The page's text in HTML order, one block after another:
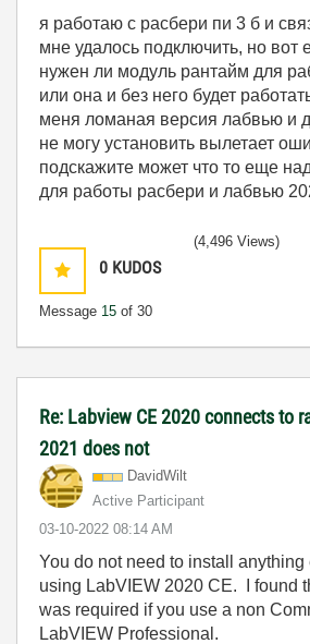
я работаю с расбери пи 3 б и
мне удалось подключить, но вот
нужен ли модуль рантайм для
или она и без него будет
меня ломаная версия лабвью и
не могу установить вылетает
подскажите может что то еще
для работы расбери и лабвью
0 KUDOS
Message 15 of 30
(4,496 Views)
Re: Labview CE 2020 connects to
2021 does not
DavidWilt
Active Participant
‎03-10-2022 08:14 AM
You do not need to install anything
using LabVIEW 2020 CE. I found
was required if you use a non
LabVIEW Professional.